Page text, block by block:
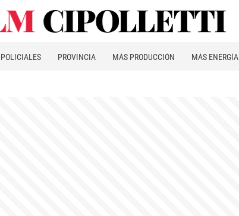
POLICIALES PROVINCIA MÁS PRODUCCIÓN MÁS ENERGÍA